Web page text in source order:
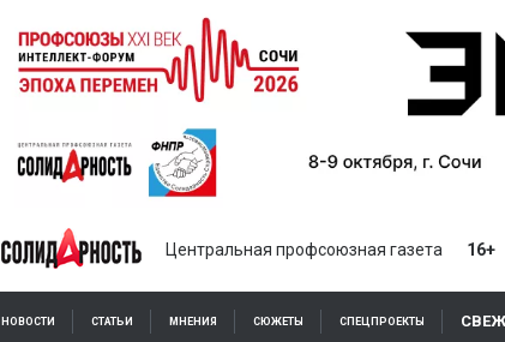
Центральная профсоюзная газета 16+
НОВОСТИ СТАТЬИ МНЕНИЯ СЮЖЕТЫ СПЕЦПРОЕКТЫ